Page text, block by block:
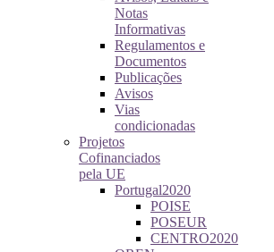
Notas
Informativas
Regulamentos e
Documentos
Publicações
Avisos
Vias
condicionadas
Projetos
Cofinanciados
pela UE
Portugal2020
POISE
POSEUR
CENTRO2020